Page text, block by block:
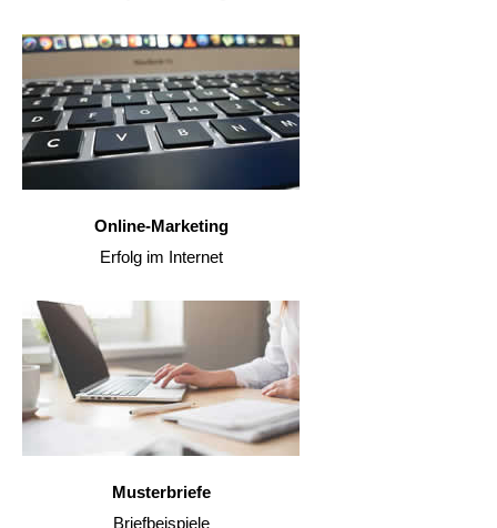
Online-Marketing
Erfolg im Internet
Musterbriefe
Briefbeispiele